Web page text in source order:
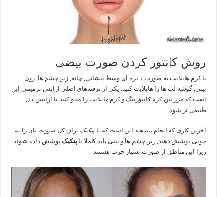
روش کانتور کردن صورت بیضی
با کرم هایلایت به صورت دایره ای وسط پیشانی, چانه, زیر چشم ها, روی
بینی, گوشه لب ها را هایلایت کنید. یکی از ترفندهای اصلی آرایش ترمیمی این
است که مرز بین کرم کانتورینگ و کرم هایلایت را محو کنید تا آرایش تان
طبیعی تر شود.
آخرین کاری که انجام میدهید این است که باپنکیک براق کل صورت تان را به
خوبی پوشش دهید, زیر چشم ها و بینی باید کاملا با پنکیک پوشش داده شوند
زیرا این مناطق از صورت بسیار چرب هستند.